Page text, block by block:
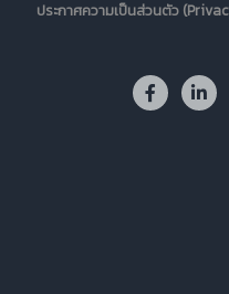
ประกาศความเป็นส่วนตัว